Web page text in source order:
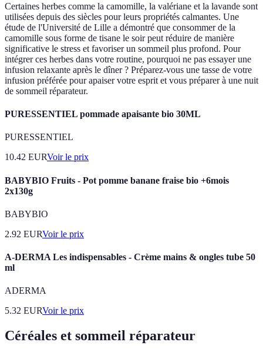
Certaines herbes comme la camomille, la valériane et la lavande sont
utilisées depuis des siècles pour leurs propriétés calmantes. Une
étude de l'Université de Lille a démontré que consommer de la
camomille sous forme de tisane le soir peut réduire de manière
significative le stress et favoriser un sommeil plus profond. Pour
intégrer ces herbes dans votre routine, pourquoi ne pas essayer une
infusion relaxante après le dîner ? Préparez-vous une tasse de votre
infusion préférée pour apaiser votre esprit et vous préparer à une nuit
de sommeil réparateur.
PURESSENTIEL pommade apaisante bio 30ML
PURESSENTIEL
10.42 EURVoir le prix
BABYBIO Fruits - Pot pomme banane fraise bio +6mois
2x130g
BABYBIO
2.92 EURVoir le prix
A-DERMA Les indispensables - Crème mains & ongles tube 50
ml
ADERMA
5.32 EURVoir le prix
Céréales et sommeil réparateur